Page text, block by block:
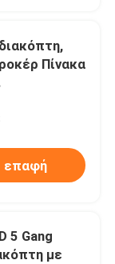
Πίνακα
Πλοίο
διακόπτης
επαφή
5 Gang
με